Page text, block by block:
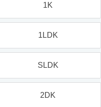
1K
1LDK
SLDK
2DK